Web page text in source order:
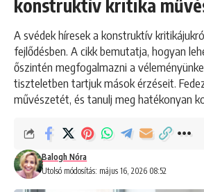
konstruktív kritika
A svédek híresek a konstruktív
fejlődésben. A cikk bemutatja, hogyan
őszintén megfogalmazni a
tiszteletben tartjuk mások érzéseit.
művészetét, és tanulj meg hatékonyan
Utolsó módosítás: május 16, 2026 08:52
Balogh Nóra